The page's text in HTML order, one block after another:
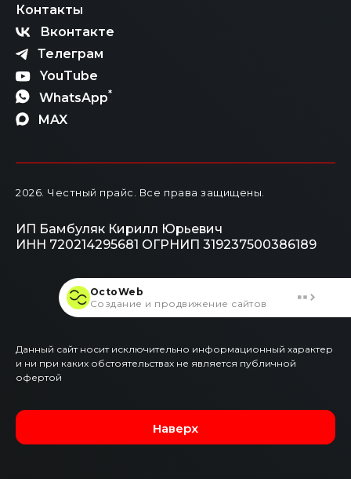
Контакты
Вконтакте
Телеграм
YouTube
WhatsApp*
MAX
2026 . Честный прайс. Все права защищены.
ИП Бамбуляк Кирилл Юрьевич
ИНН 720214295681 ОГРНИП 319237500386189
Данный сайт носит исключительно информационный характер
и ни при каких обстоятельствах не является публичной
офертой
Наверх
OctoWeb
Создание и продвижение сайтов